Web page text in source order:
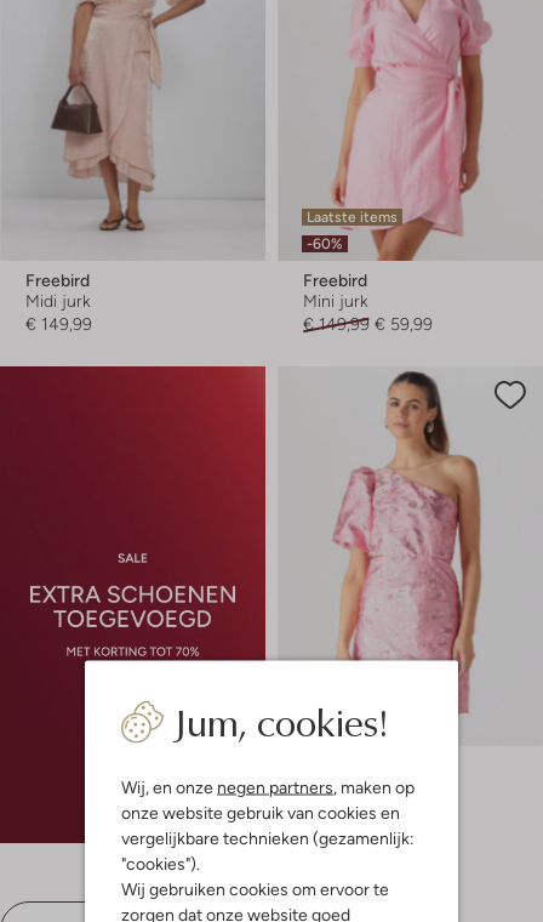
Jum, cookies!
Wij, en onze negen partners, maken op
onze website gebruik van cookies en
vergelijkbare technieken (gezamenlijk:
"cookies").
Wij gebruiken cookies om ervoor te
zorgen dat onze website goed
Freebird
Midi jurk
€ 149,99
Laatste items
-60%
Freebird
Mini jurk
€ 149,99 € 59,99
-60%
Mini jurk
€ 149,99 € 59,99